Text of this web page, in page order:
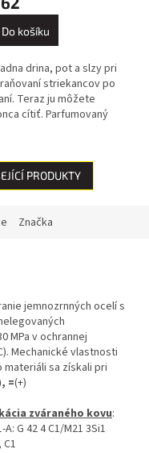
Do košíku
drina, pot a slzy pri
striekancov po
Teraz ju môžete
cítiť. Parfumovaný
PRODUKTY
Značka
jemnozrnných ocelí s
MPa v ochrannej
Mechanické vlastnosti
sa získali pri
=(+)
zváraného kovu:
G 42 4 C1/M21 3Si1
C1